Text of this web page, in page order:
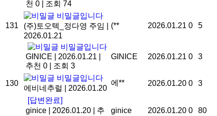
천 0 조회 74
131
비밀글입니다
(주)토오텍_정다영 주임
2026.01.21
(** 2026.01.21 0 5
비밀글입니다
GINICE
2026.01.21
추천 0
조회 3
GINICE 2026.01.21 0 3
130
비밀글입니다
에비네추럴
2026.01.20
에** 2026.01.20 0 3
[답변완료]
ginice
2026.01.20
추
ginice 2026.01.20 0 80